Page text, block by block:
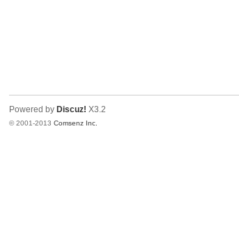
Powered by Discuz! X3.2
© 2001-2013Comsenz Inc.